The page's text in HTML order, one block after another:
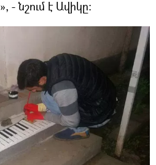
- նշում է Ավիկը։